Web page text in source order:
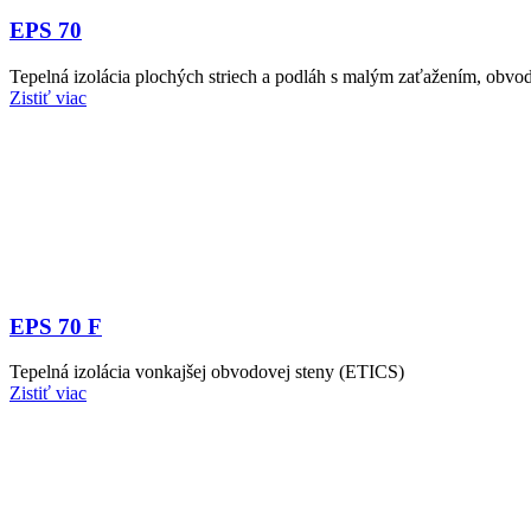
EPS 70
Tepelná izolácia plochých striech a podláh s malým zaťažením,
Zistiť viac
EPS 70 F
Tepelná izolácia vonkajšej obvodovej steny (ETICS)
Zistiť viac